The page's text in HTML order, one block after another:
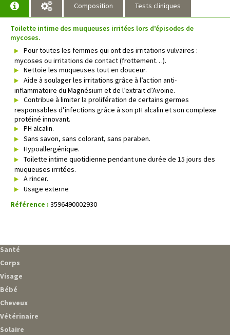
Composition Tests cliniques
Toilette intime des muqueuses irritées lors d’épisodes de
mycoses.
Pour toutes les femmes qui ont des irritations vulvaires :
mycoses ou irritations de contact (frottement…).
Nettoie les muqueuses tout en douceur.
Aide à soulager les irritations grâce à l’action anti-
inflammatoire du Magnésium et de l’extrait d’Avoine.
Contribue à limiter la prolifération de certains germes
responsables d’infections grâce à son pH alcalin et son complexe
protéiné innovant.
PH alcalin.
Sans savon, sans colorant, sans paraben.
Hypoallergénique.
Toilette intime quotidienne pendant une durée de 15 jours des
muqueuses irritées.
A rincer.
Usage externe
Référence : 3596490002930
Santé
Corps
Visage
Bébé
Cheveux
Vétérinaire
Solaire